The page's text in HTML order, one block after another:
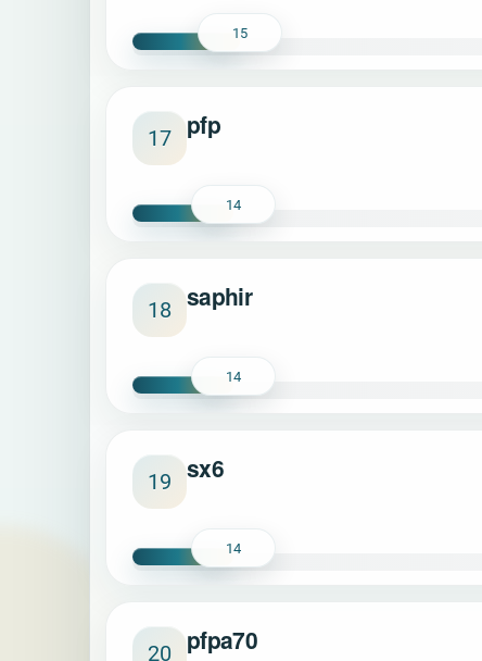
15
17 pfp
14
18 saphir
14
19 sx6
14
20 pfpa70